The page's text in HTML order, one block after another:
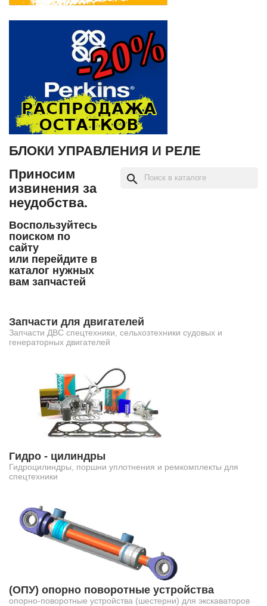
БЛОКИ УПРАВЛЕНИЯ И РЕЛЕ
Приносим
извинения за
неудобства.
Воспользуйтесь
поиском по
сайту
или перейдите в
каталог нужных
вам запчастей
search
Запчасти для двигателей
Запчасти ДВС спецтехники, сельхозтехники судовых и
генераторных двигателей
Гидро - цилиндры
Гидроцилиндры, поршни уплотнения и ремкомплекты для
спецтехники
(ОПУ) опорно поворотные устройства
опорно-поворотные устройства (шестерни) для экскаваторов